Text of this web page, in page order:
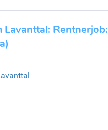
Lavanttal: Rentnerjob: